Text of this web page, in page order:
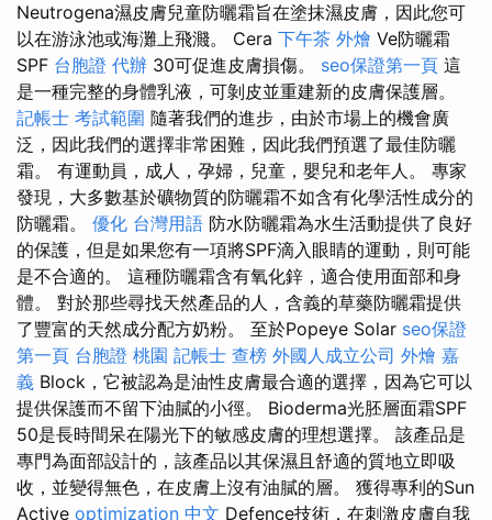
Neutrogena濕皮膚兒童防曬霜旨在塗抹濕皮膚，因此您可
以在游泳池或海灘上飛濺。 Cera 下午茶 外燴 Ve防曬霜
SPF 台胞證 代辦 30可促進皮膚損傷。 seo保證第一頁 這
是一種完整的身體乳液，可剝皮並重建新的皮膚保護層。
記帳士 考試範圍 隨著我們的進步，由於市場上的機會廣
泛，因此我們的選擇非常困難，因此我們預選了最佳防曬
霜。 有運動員，成人，孕婦，兒童，嬰兒和老年人。 專家
發現，大多數基於礦物質的防曬霜不如含有化學活性成分的
防曬霜。 優化 台灣用語 防水防曬霜為水生活動提供了良好
的保護，但是如果您有一項將SPF滴入眼睛的運動，則可能
是不合適的。 這種防曬霜含有氧化鋅，適合使用面部和身
體。 對於那些尋找天然產品的人，含義的草藥防曬霜提供
了豐富的天然成分配方奶粉。 至於Popeye Solar seo保證
第一頁 台胞證 桃園 記帳士 查榜 外國人成立公司 外燴 嘉
義 Block，它被認為是油性皮膚最合適的選擇，因為它可以
提供保護而不留下油膩的小徑。 Bioderma光胚層面霜SPF
50是長時間呆在陽光下的敏感皮膚的理想選擇。 該產品是
專門為面部設計的，該產品以其保濕且舒適的質地立即吸
收，並變得無色，在皮膚上沒有油膩的層。 獲得專利的Sun
Active optimization 中文 Defence技術，在刺激皮膚自我